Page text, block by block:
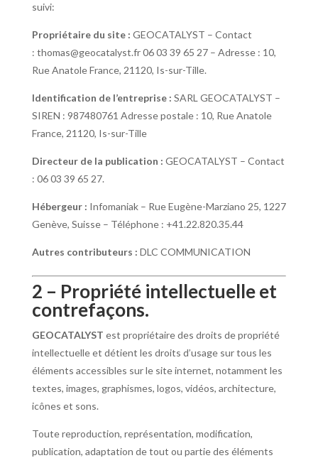
suivi:
Propriétaire du site : GEOCATALYST – Contact
: thomas@geocatalyst.fr06 03 39 65 27 – Adresse : 10,
Rue Anatole France, 21120, Is-sur-Tille.
Identification de l’entreprise : SARL GEOCATALYST –
SIREN : 987480761 Adresse postale : 10, Rue Anatole
France, 21120, Is-sur-Tille
Directeur de la publication : GEOCATALYST – Contact
: 06 03 39 65 27.
Hébergeur : Infomaniak – Rue Eugène-Marziano 25, 1227
Genève, Suisse – Téléphone : +41.22.820.35.44
Autres contributeurs : DLC COMMUNICATION
2 – Propriété intellectuelle et
contrefaçons.
GEOCATALYST est propriétaire des droits de propriété
intellectuelle et détient les droits d’usage sur tous les
éléments accessibles sur le site internet, notamment les
textes, images, graphismes, logos, vidéos, architecture,
icônes et sons.
Toute reproduction, représentation, modification,
publication, adaptation de tout ou partie des éléments